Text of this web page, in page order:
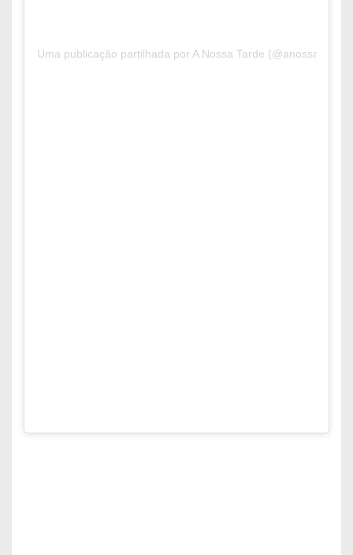
Uma publicação partilhada por A Nossa Tarde